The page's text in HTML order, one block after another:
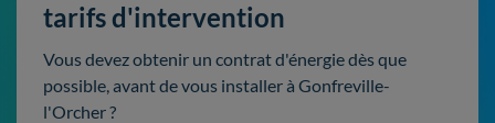
tarifs d'intervention
Vous devez obtenir un contrat d'énergie dès que
possible, avant de vous installer à Gonfreville-
l'Orcher ?